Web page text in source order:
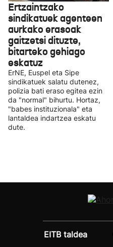
Ertzaintzako
sindikatuek agenteen
aurkako erasoak
gaitzetsi dituzte,
bitarteko gehiago
eskatuz
ErNE, Euspel eta Sipe
sindikatuek salatu dutenez,
polizia bati eraso egitea ezin
da "normal" bihurtu. Hortaz,
"babes instituzionala" eta
lantaldea indartzea eskatu
dute.
EITB taldea